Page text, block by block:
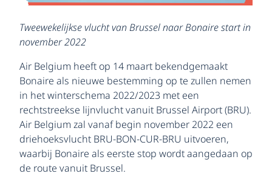
Tweewekelijkse vlucht van Brussel naar Bonaire start in
november 2022
Air Belgium heeft op 14 maart bekendgemaakt
Bonaire als nieuwe bestemming op te zullen nemen
in het winterschema 2022/2023 met een
rechtstreekse lijnvlucht vanuit Brussel Airport (BRU).
Air Belgium zal vanaf begin november 2022 een
driehoeksvlucht BRU-BON-CUR-BRU uitvoeren,
waarbij Bonaire als eerste stop wordt aangedaan op
de route vanuit Brussel.